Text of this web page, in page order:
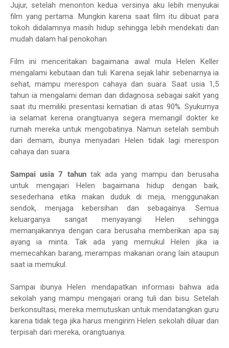
Jujur, setelah menonton kedua versinya aku lebih menyukai
film yang pertama. Mungkin karena saat film itu dibuat para
tokoh didalamnya masih hidup sehingga lebih mendekati dan
mudah dalam hal penokohan.
Film ini menceritakan bagaimana awal mula Helen Keller
mengalami kebutaan dan tuli. Karena sejak lahir sebenarnya ia
sehat, mampu merespon cahaya dan suara. Saat usia 1,5
tahun ia mengalami deman dan didagnosa sebagai sakit yang
saat itu memiliki presentasi kematian di atas 90%. Syukurnya
ia selamat kerena orangtuanya segera memangil dokter ke
rumah mereka untuk mengobatinya. Namun setelah sembuh
dari demam, ibunya menyadari Helen tidak lagi merespon
cahaya dan suara.
Sampai usia 7 tahun tak ada yang mampu dan berusaha
untuk mengajari Helen bagaimana hidup dengan baik,
sesederhana etika makan duduk di meja, menggunakan
sendok, menjaga kebersihan dan sebagainya. Semua
keluarganya sangat menyayangi Helen sehingga
memanjakannya dengan cara berusaha memberikan apa saj
ayang ia minta. Tak ada yang memukul Helen jika ia
memecahkan barang, merampas makanan orang lain ataupun
saat ia memukul.
Sampai ibunya Helen mendapatkan informasi bahwa ada
sekolah yang mampu mengajari orang tuli dan bisu. Setelah
berkonsultasi, mereka memutuskan untuk mendatangkan guru
karena tidak tega jika harus mengirim Helen sekolah diluar dan
terpisah dari mereka, orangtuanya.